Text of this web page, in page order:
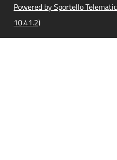
Powered by Sportello
10.41.2)